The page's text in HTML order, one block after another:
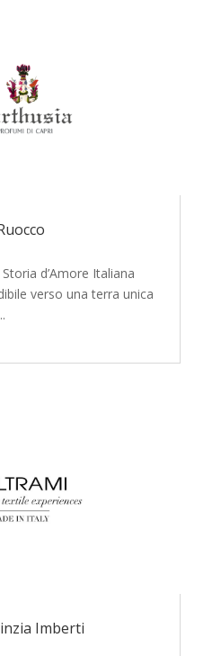
d’Amore Italiana
verso una terra unica
Imberti